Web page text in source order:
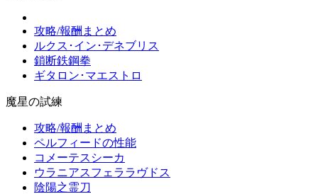
攻略/報酬まとめ
ルクス･イン･デネブリス
鎖断鉄鋼拳
ギタロン･マエストロ
魔星の試練
攻略/報酬まとめ
ペルフィードの性能
コメーテスシーカ
ウラニアスフェララヴドス
陰陽之霊刀